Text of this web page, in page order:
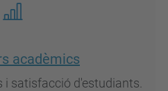
acadèmics
satisfacció d'estudiants.